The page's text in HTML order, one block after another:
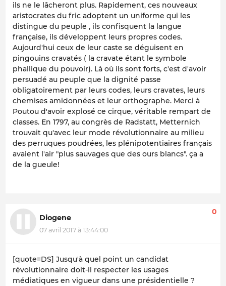
ils ne le lâcheront plus. Rapidement, ces nouveaux
aristocrates du fric adoptent un uniforme qui les
distingue du peuple , ils confisquent la langue
française, ils développent leurs propres codes.
Aujourd'hui ceux de leur caste se déguisent en
pingouins cravatés ( la cravate étant le symbole
phallique du pouvoir). Là où ils sont forts, c'est d'avoir
persuadé au peuple que la dignité passe
obligatoirement par leurs codes, leurs cravates, leurs
chemises amidonnées et leur orthographe. Merci à
Poutou d'avoir explosé ce cirque, véritable rempart de
classes. En 1797, au congrès de Radstatt, Metternich
trouvait qu'avec leur mode révolutionnaire au milieu
des perruques poudrées, les plénipotentiaires français
avaient l'air "plus sauvages que des ours blancs". ça a
de la gueule!
Diogene
07 avril 2017 à 13:44:00
0
[quote=DS] Jusqu'à quel point un candidat
révolutionnaire doit-il respecter les usages
médiatiques en vigueur dans une présidentielle ?